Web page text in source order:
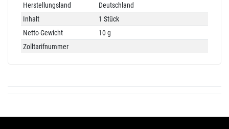
Herstellungsland
Deutschland
Inhalt
1 Stück
Netto-Gewicht
10 g
Zolltarifnummer